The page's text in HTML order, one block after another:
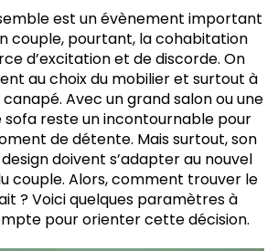
pour marier le style de canapé et
choisir la couleur et le matériau ?
particulières pour le
canapés en personne si possible
est un évènement important
couple, pourtant, la cohabitation
d’excitation et de discorde. On
au choix du mobilier et surtout à
canapé. Avec un grand salon ou une
sofa reste un incontournable pour
de détente. Mais surtout, son
doivent s’adapter au nouvel
couple. Alors, comment trouver le
? Voici quelques paramètres à
pour orienter cette décision.